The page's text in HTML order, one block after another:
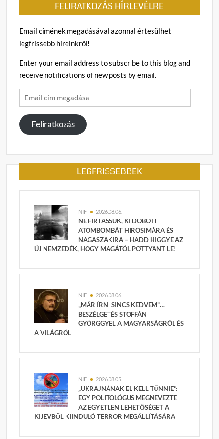
FELIRATKOZÁS HÍRLEVÉLRE
Email címének megadásával azonnal értesülhet
legfrissebb híreinkről!
Enter your email address to subscribe to this blog and
receive notifications of new posts by email.
Email
cím
megadása
Feliratkozás
LEGFRISSEBBEK
NIF 2026.08.06.
NE FIRTASSUK, KI DOBOTT
ATOMBOMBÁT HIROSIMÁRA ÉS
NAGASZAKIRA – HADD HIGGYE AZ
ÚJ NEMZEDÉK, HOGY MAGÁTÓL POTTYANT LE!
NIF 2026.08.06.
„MÁR ÍRNI SINCS KEDVEM”…
BESZÉLGETÉS STOFFÁN
GYÖRGGYEL A MAGYARSÁGRÓL ÉS
A VILÁGRÓL
NIF 2026.08.05.
„UKRAJNÁNAK EL KELL TŰNNIE”:
EGY POLITOLÓGUS MEGNEVEZTE
AZ EGYETLEN LEHETŐSÉGET A
KIJEVBŐL KIINDULÓ TERROR MEGÁLLÍTÁSÁRA